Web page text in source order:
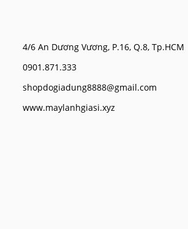
4/6 An Dương Vương, P.16, Q.8, Tp.HCM
0901.871.333
shopdogiadung8888@gmail.com
www.maylanhgiasi.xyz